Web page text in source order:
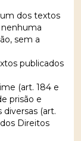
dos textos
nenhuma
sem a
publicados
(art. 184 e
prisão e
(art.
Direitos